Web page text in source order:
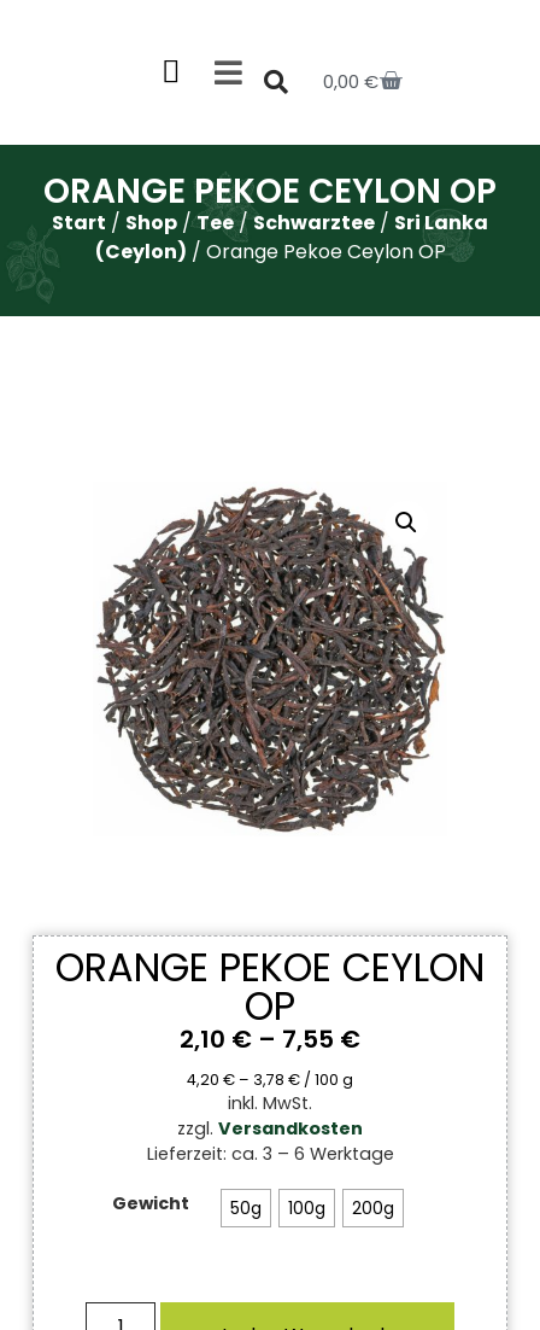
0,00 €
ORANGE PEKOE CEYLON OP
Start / Shop /Tee/Schwarztee / Sri Lanka
(Ceylon) / Orange Pekoe Ceylon OP
ORANGE PEKOE CEYLON
OP
2,10 € – 7,55 €
4,20 € – 3,78 € / 100 g
inkl. MwSt.
zzgl. Versandkosten
Lieferzeit: ca. 3 – 6 Werktage
Gewicht 50g 100g 200g